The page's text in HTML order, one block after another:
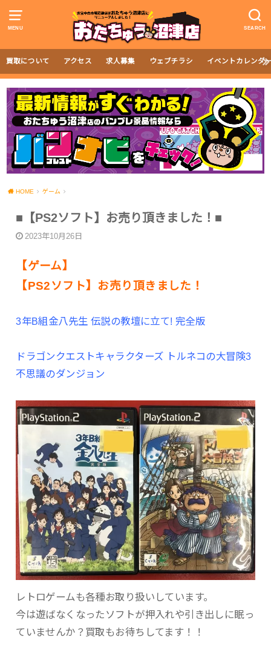
MENU SEARCH
買取について アクセス 求人募集 ウェブチラシ イベントカレンダ
HOME ゲーム
■【PS2ソフト】お売り頂きました！■
2023年10月26日
【ゲーム】
【PS2ソフト】お売り頂きました！
3年B組金八先生 伝説の教壇に立て! 完全版
ドラゴンクエストキャラクターズ トルネコの大冒険3
不思議のダンジョン
レトロゲームも各種お取り扱いしています。
今は遊ばなくなったソフトが押入れや引き出しに眠っ
ていませんか？買取もお待ちしてます！！